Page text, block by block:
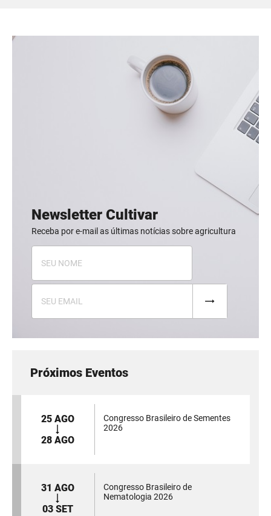
Newsletter Cultivar
Receba por e-mail as últimas notícias sobre agricultura
Próximos Eventos
25 AGO
28 AGO
Congresso Brasileiro de Sementes
2026
31 AGO
03 SET
Congresso Brasileiro de
Nematologia 2026